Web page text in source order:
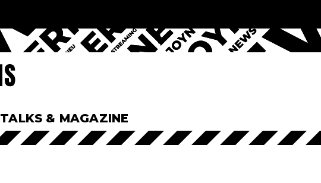
TALKS & MAGAZINE